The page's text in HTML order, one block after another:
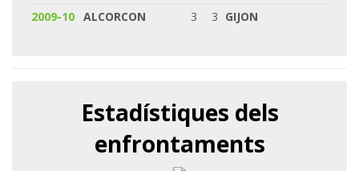
2009-10 ALCORCON 3 3 GIJON
Estadístiques dels
enfrontaments